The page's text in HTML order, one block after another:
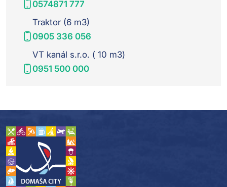
0574871 777
Traktor (6 m3)
0905 336 056
VT kanál s.r.o. ( 10 m3)
0951 500 000